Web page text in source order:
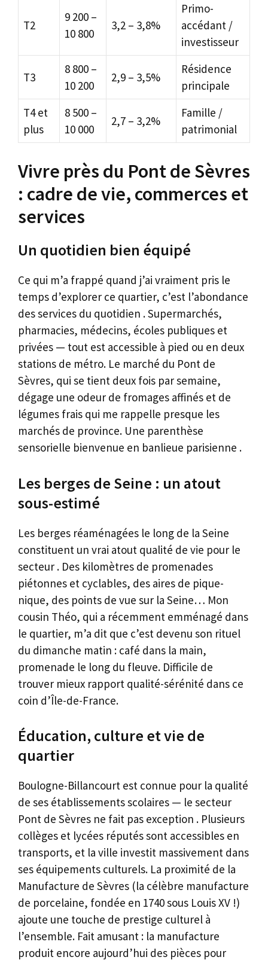
T2
9 200 –
10 800
3,2 – 3,8%
Primo-
accédant /
investisseur
T3
8 800 –
10 200
2,9 – 3,5%
Résidence
principale
T4 et
plus
8 500 –
10 000
2,7 – 3,2%
Famille /
patrimonial
Vivre près du Pont de Sèvres
: cadre de vie, commerces et
services
Un quotidien bien équipé
Ce qui m’a frappé quand j’ai vraiment pris le
temps d’explorer ce quartier, c’est l’abondance
des services du quotidien . Supermarchés,
pharmacies, médecins, écoles publiques et
privées — tout est accessible à pied ou en deux
stations de métro. Le marché du Pont de
Sèvres, qui se tient deux fois par semaine,
dégage une odeur de fromages affinés et de
légumes frais qui me rappelle presque les
marchés de province. Une parenthèse
sensorielle bienvenue en banlieue parisienne .
Les berges de Seine : un atout
sous-estimé
Les berges réaménagées le long de la Seine
constituent un vrai atout qualité de vie pour le
secteur . Des kilomètres de promenades
piétonnes et cyclables, des aires de pique-
nique, des points de vue sur la Seine… Mon
cousin Théo, qui a récemment emménagé dans
le quartier, m’a dit que c’est devenu son rituel
du dimanche matin : café dans la main,
promenade le long du fleuve. Difficile de
trouver mieux rapport qualité-sérénité dans ce
coin d’Île-de-France.
Éducation, culture et vie de
quartier
Boulogne-Billancourt est connue pour la qualité
de ses établissements scolaires — le secteur
Pont de Sèvres ne fait pas exception . Plusieurs
collèges et lycées réputés sont accessibles en
transports, et la ville investit massivement dans
ses équipements culturels. La proximité de la
Manufacture de Sèvres (la célèbre manufacture
de porcelaine, fondée en 1740 sous Louis XV !)
ajoute une touche de prestige culturel à
l’ensemble. Fait amusant : la manufacture
produit encore aujourd’hui des pièces pour